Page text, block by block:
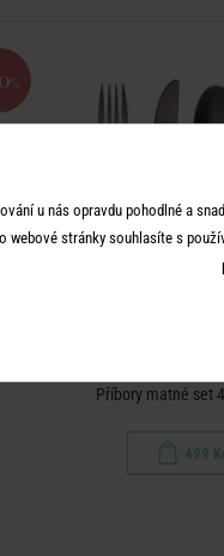
%
Příbory matné set
499
u nás opravdu pohodlné a
webové stránky souhlasíte s